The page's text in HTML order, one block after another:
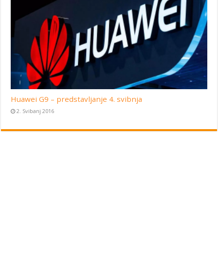
Huawei G9 – predstavljanje 4. svibnja
2. Svibanj 2016